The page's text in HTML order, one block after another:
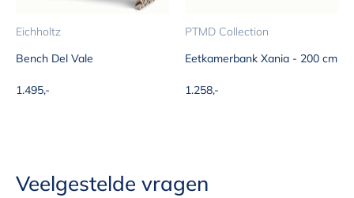
Eichholtz
Bench Del Vale
Aanbiedingsprijs
1.495,-
PTMD Collection
Eetkamerbank Xania - 200 cm
Aanbiedingsprijs
1.258,-
Veelgestelde vragen